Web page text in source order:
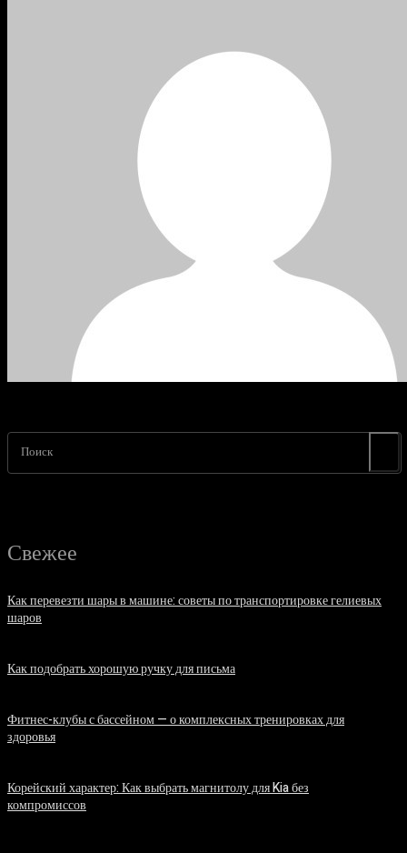
Поиск
Свежее
Как перевезти шары в машине: советы по транспортировке гелиевых
шаров
Как подобрать хорошую ручку для письма
Фитнес-клубы с бассейном — о комплексных тренировках для
здоровья
Корейский характер: Как выбрать магнитолу для Kia без
компромиссов